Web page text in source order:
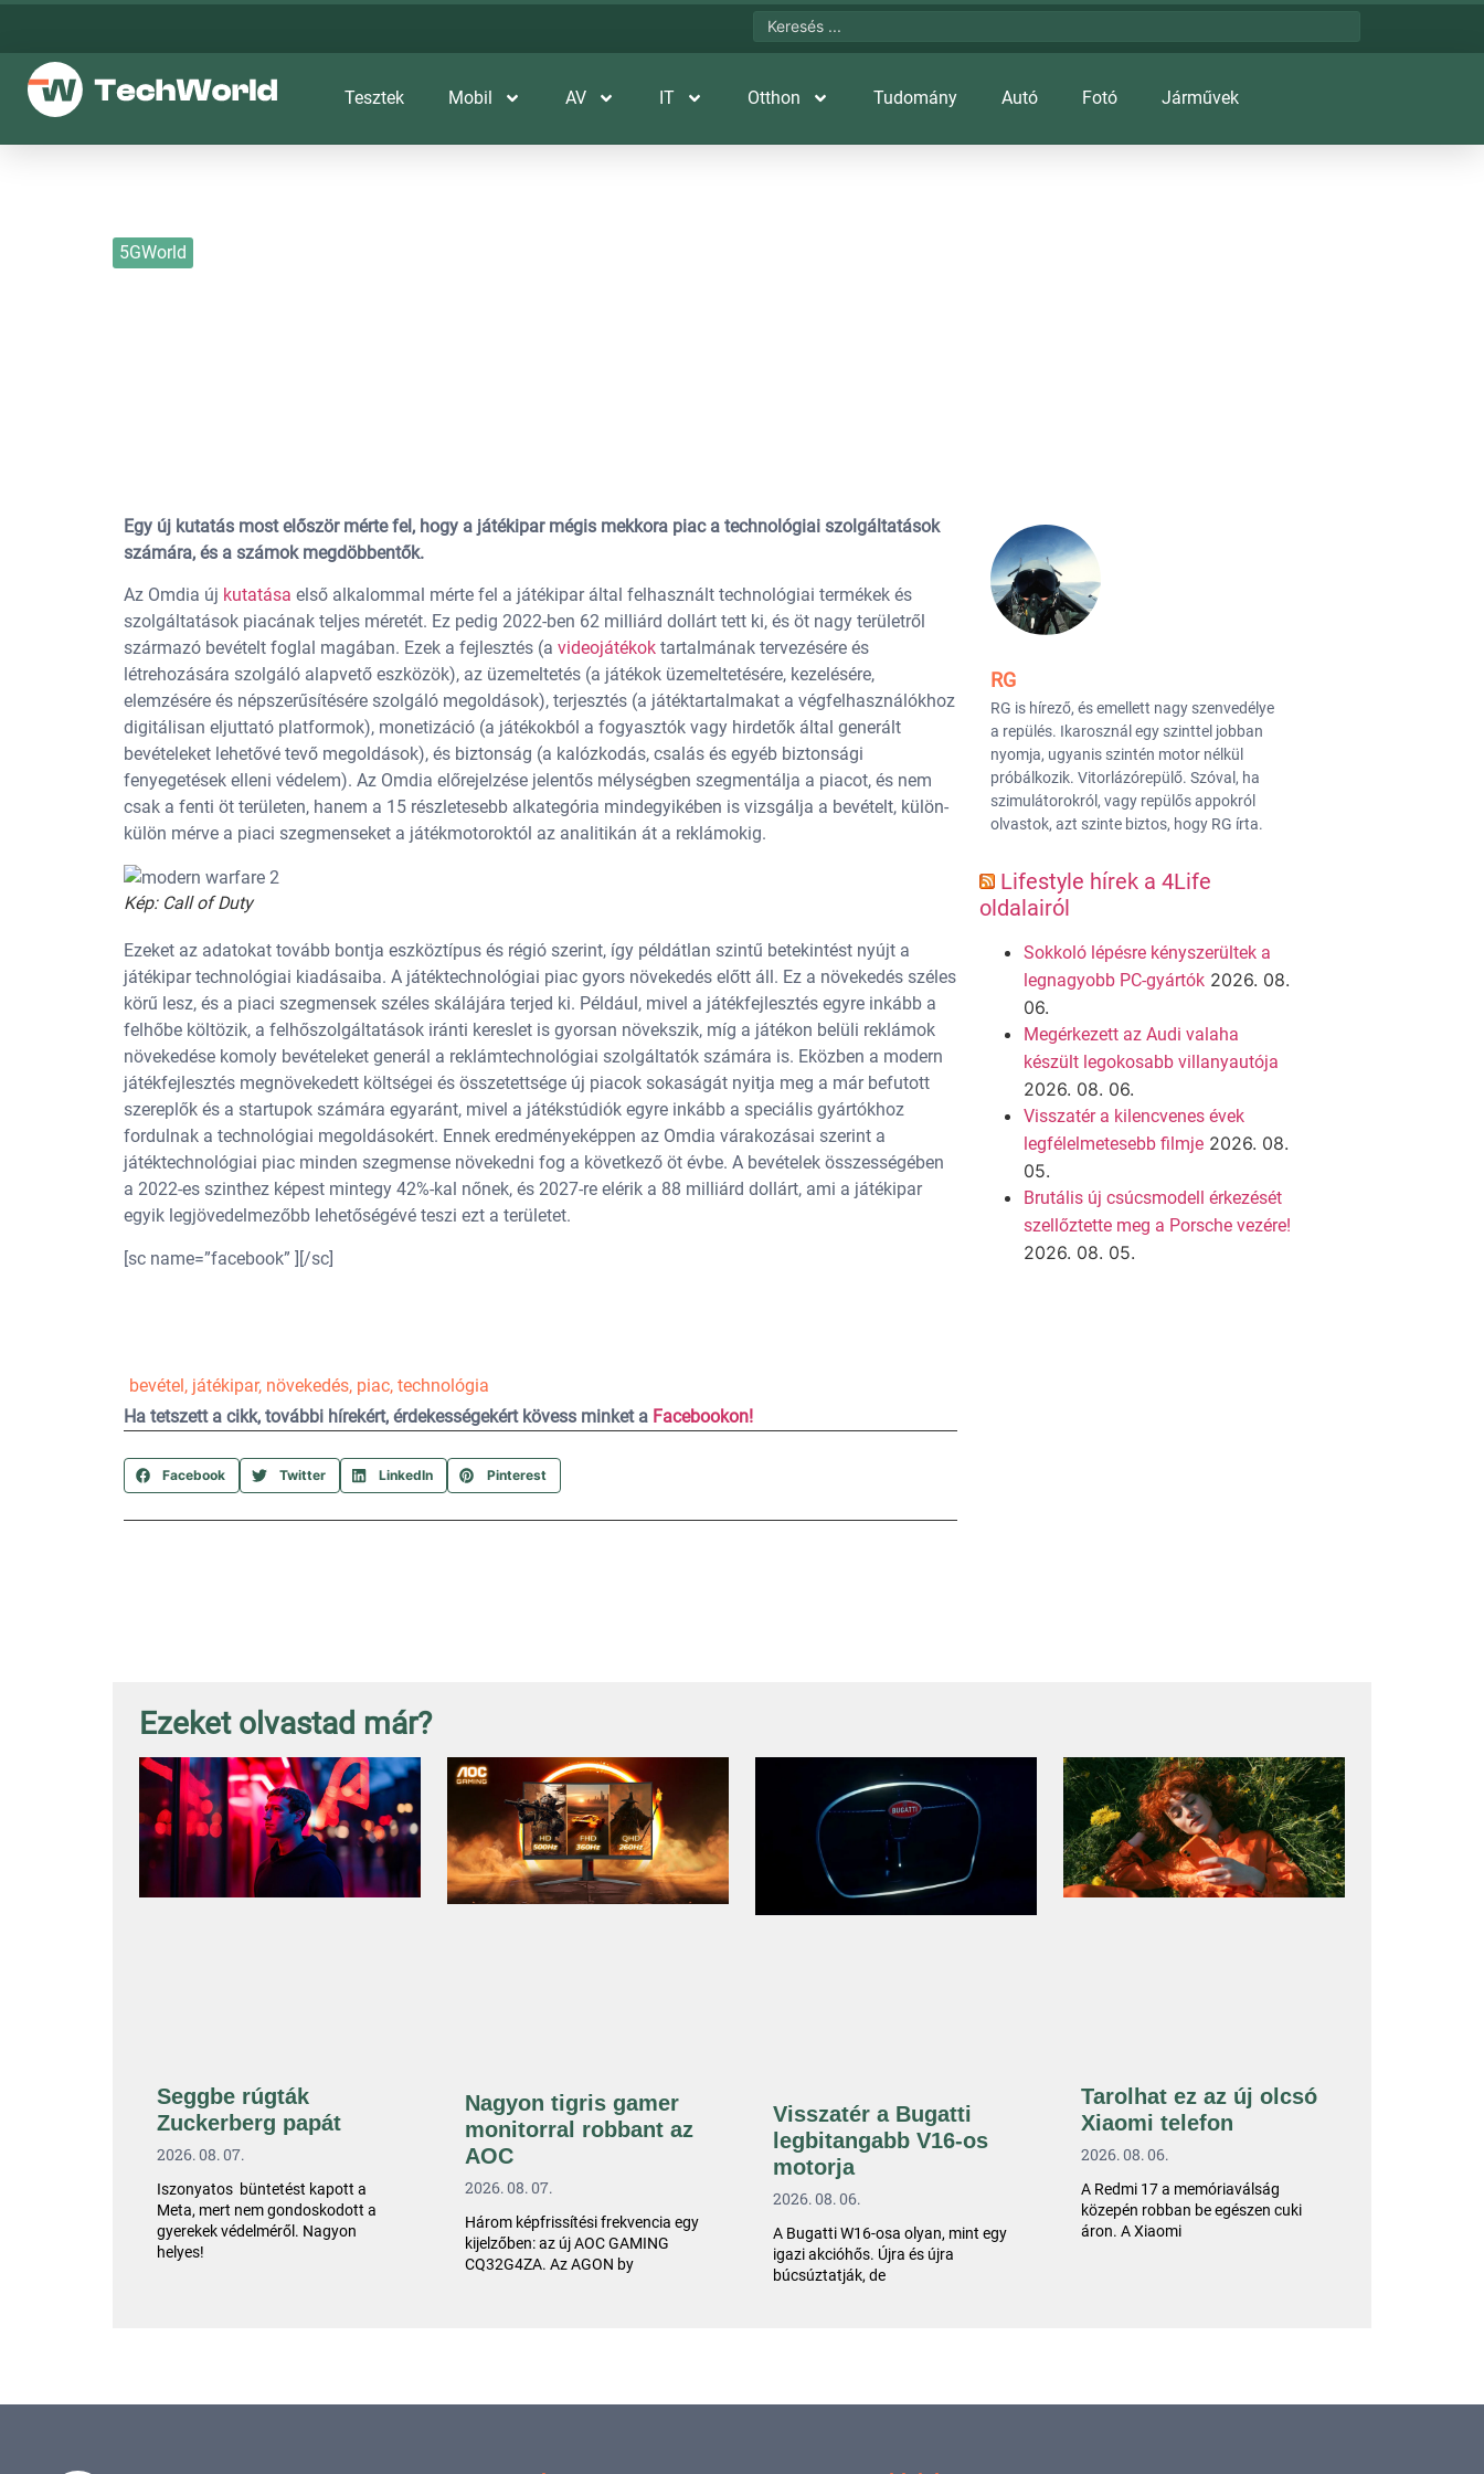
Tesztek Mobil AV IT Otthon Tudomány Autó Fotó Járművek
5GWorld
Egy új kutatás most először mérte fel, hogy a játékipar mégis mekkora piac a technológiai szolgáltatások
számára, és a számok megdöbbentők.
Az Omdia új kutatása első alkalommal mérte fel a játékipar által felhasznált technológiai termékek és
szolgáltatások piacának teljes méretét. Ez pedig 2022-ben 62 milliárd dollárt tett ki, és öt nagy területről
származó bevételt foglal magában. Ezek a fejlesztés (a videojátékok tartalmának tervezésére és
létrehozására szolgáló alapvető eszközök), az üzemeltetés (a játékok üzemeltetésére, kezelésére,
elemzésére és népszerűsítésére szolgáló megoldások), terjesztés (a játéktartalmakat a végfelhasználókhoz
digitálisan eljuttató platformok), monetizáció (a játékokból a fogyasztók vagy hirdetők által generált
bevételeket lehetővé tevő megoldások), és biztonság (a kalózkodás, csalás és egyéb biztonsági
fenyegetések elleni védelem). Az Omdia előrejelzése jelentős mélységben szegmentálja a piacot, és nem
csak a fenti öt területen, hanem a 15 részletesebb alkategória mindegyikében is vizsgálja a bevételt, külön-
külön mérve a piaci szegmenseket a játékmotoroktól az analitikán át a reklámokig.
Kép: Call of Duty
Ezeket az adatokat tovább bontja eszköztípus és régió szerint, így példátlan szintű betekintést nyújt a
játékipar technológiai kiadásaiba. A játéktechnológiai piac gyors növekedés előtt áll. Ez a növekedés széles
körű lesz, és a piaci szegmensek széles skálájára terjed ki. Például, mivel a játékfejlesztés egyre inkább a
felhőbe költözik, a felhőszolgáltatások iránti kereslet is gyorsan növekszik, míg a játékon belüli reklámok
növekedése komoly bevételeket generál a reklámtechnológiai szolgáltatók számára is. Eközben a modern
játékfejlesztés megnövekedett költségei és összetettsége új piacok sokaságát nyitja meg a már befutott
szereplők és a startupok számára egyaránt, mivel a játékstúdiók egyre inkább a speciális gyártókhoz
fordulnak a technológiai megoldásokért. Ennek eredményeképpen az Omdia várakozásai szerint a
játéktechnológiai piac minden szegmense növekedni fog a következő öt évbe. A bevételek összességében
a 2022-es szinthez képest mintegy 42%-kal nőnek, és 2027-re elérik a 88 milliárd dollárt, ami a játékipar
egyik legjövedelmezőbb lehetőségévé teszi ezt a területet.
[sc name=”facebook” ][/sc]
bevétel, játékipar, növekedés, piac, technológia
Ha tetszett a cikk, további hírekért, érdekességekért kövess minket a Facebookon!
Facebook Twitter LinkedIn Pinterest
RG
RG is hírező, és emellett nagy szenvedélye
a repülés. Ikarosznál egy szinttel jobban
nyomja, ugyanis szintén motor nélkül
próbálkozik. Vitorlázórepülő. Szóval, ha
szimulátorokról, vagy repülős appokról
olvastok, azt szinte biztos, hogy RG írta.
Lifestyle hírek a 4Life
oldalairól
Sokkoló lépésre kényszerültek a
legnagyobb PC-gyártók 2026. 08.
06.
Megérkezett az Audi valaha
készült legokosabb villanyautója
2026. 08. 06.
Visszatér a kilencvenes évek
legfélelmetesebb filmje 2026. 08.
05.
Brutális új csúcsmodell érkezését
szellőztette meg a Porsche vezére!
2026. 08. 05.
Ezeket olvastad már?
Seggbe rúgták
Zuckerberg papát
2026. 08. 07.
Iszonyatos büntetést kapott a
Meta, mert nem gondoskodott a
gyerekek védelméről. Nagyon
helyes!
Nagyon tigris gamer
monitorral robbant az
AOC
2026. 08. 07.
Három képfrissítési frekvencia egy
kijelzőben: az új AOC GAMING
CQ32G4ZA. Az AGON by
Visszatér a Bugatti
legbitangabb V16-os
motorja
2026. 08. 06.
A Bugatti W16-osa olyan, mint egy
igazi akcióhős. Újra és újra
búcsúztatják, de
Tarolhat ez az új olcsó
Xiaomi telefon
2026. 08. 06.
A Redmi 17 a memóriaválság
közepén robban be egészen cuki
áron. A Xiaomi